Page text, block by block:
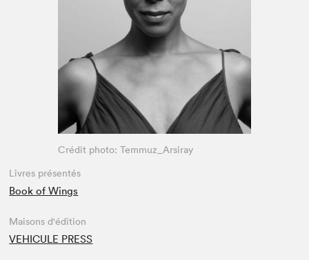
Espace enseignant·e·s
Crédit photo: Temmuz_Arsiray
Livres présentés
Book of Wings
Maisons d'édition
VEHICULE PRESS